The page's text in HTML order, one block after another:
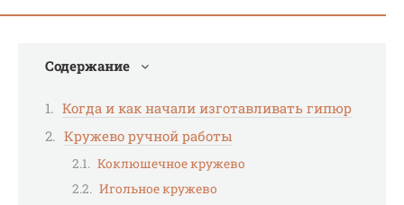
Содержание
Когда и как начали изготавливать гипюр
Кружево ручной работы
Коклюшечное кружево
Игольное кружево